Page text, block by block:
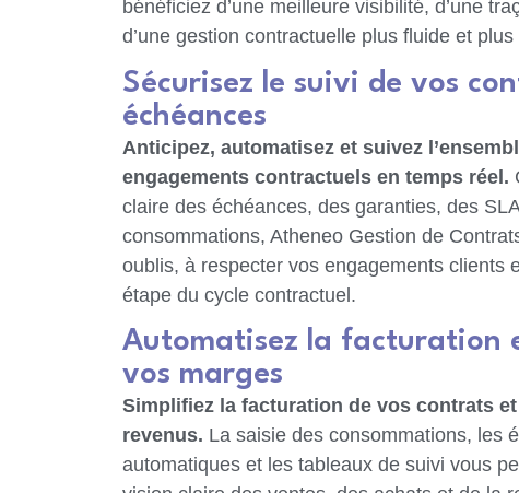
bénéficiez d’une meilleure visibilité, d’une
d’une gestion contractuelle plus fluide et plus
Sécurisez le suivi de vos
échéances
Anticipez, automatisez et suivez
engagements contractuels en temps réel.
claire des échéances, des garanties, des
consommations, Atheneo Gestion de
oublis, à respecter vos engagements clients
étape du cycle contractuel.
Automatisez la facturation
vos marges
Simplifiez la facturation de vos contrats
revenus. La saisie des consommations, les
automatiques et les tableaux de suivi vous